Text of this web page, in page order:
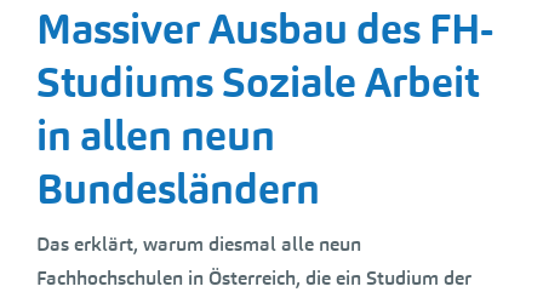
Massiver Ausbau des FH-
Studiums Soziale Arbeit
in allen neun
Bundesländern
Das erklärt, warum diesmal alle neun
Fachhochschulen in Österreich, die ein Studium der